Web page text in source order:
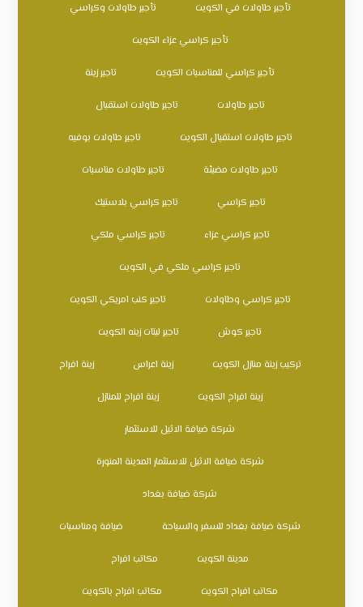
تأجير طاولات في الكويت تأجير طاولات وكراسي
تأجير كراسي عزاء الكويت
تأجير كراسي للمناسبات الكويت تاجير زينة
تاجير طاولات تاجير طاولات استقبال
تاجير طاولات استقبال الكويت تاجير طاولات بوفيه
تاجير طاولات مضيئة تاجير طاولات مناسبات
تاجير كراسي تاجير كراسي بلاستيك
تاجير كراسي عزاء تاجير كراسي ملكي
تاجير كراسي ملكي في الكويت
تاجير كراسي وطاولات تاجير كنب امريكي الكويت
تاجير كوش تاجير ليتات زينه الكويت
تركيب زينة منازل الكويت زينة اعراس زينة افراح
زينة افراح الكويت زينة افراح للمنازل
شركة ضيافة الاثيل للاستثمار
شركة ضيافة الاثيل للاستثمار المدينة المنورة
شركة ضيافة بغداد
شركة ضيافة بغداد للسفر والسياحة ضيافة ومناسبات
مدينة الكويت مكاتب افراح
مكاتب افراح الكويت مكاتب افراح بالكويت